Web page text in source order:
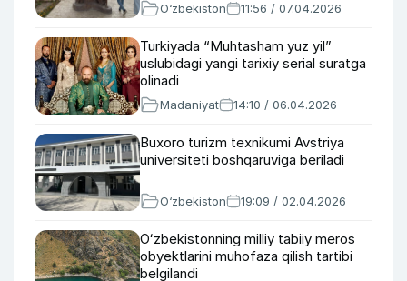
O‘zbekiston 11:56 / 07.04.2026
Turkiyada “Muhtasham yuz yil”
uslubidagi yangi tarixiy serial suratga
olinadi
Madaniyat 14:10 / 06.04.2026
Buxoro turizm texnikumi Avstriya
universiteti boshqaruviga beriladi
O‘zbekiston 19:09 / 02.04.2026
Oʻzbekistonning milliy tabiiy meros
obyektlarini muhofaza qilish tartibi
belgilandi